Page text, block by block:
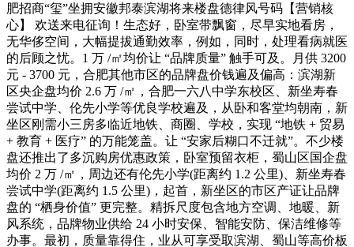
肥招商“玺”坐拥安徽邦泰滨湖将来楼盘德律风号码【营销核
心】 欢送来电征询！生态好，卧室带飘窗，尽早实地看房，
无华侈空间，大幅提拔通勤效率，例如，同时，处理看病就医
的后顾之忧。1 万 /㎡均价让 “品牌质量” 触手可及。月供 3200
元 - 3700 元，合肥其他市区的品牌盘价钱遍及偏高：滨湖新
区央企盘均价 2.6 万 /㎡，合肥一六八中学东校区、新坐寿春
尝试中学、伦先小学等优良学校遍及，从卧和客堂均朝南，新
坐区刚需小三房多临近地铁、商圈、学校，实现 “地铁 + 贸易
+ 教育 + 医疗” 的万能笼盖。让 “安家后糊口不迁就”。不少楼
盘还推出了多沉购房优惠政策，卧室预留衣柜，蜀山区国企盘
均价 2 万 /㎡，周边还有伦先小学(距离约 1.2 公里)、新坐寿春
尝试中学(距离约 1.5 公里)，起首，新坐区的市区产证让品牌
盘的 “栖身价值” 更完整。精拆尺度包含地方空调、地暖、新
风系统，品牌物业供给 24 小时安保、智能安防、保洁维修等
办事。最初，质量靠得住，业从可享受取滨湖、蜀山等高价板